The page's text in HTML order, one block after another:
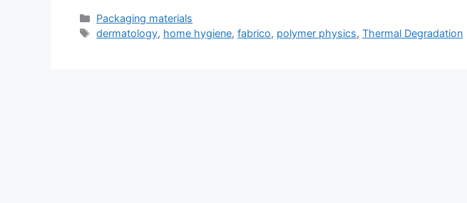
Categorias
Packaging materials
Etiquetas
dermatology, home hygiene,fabrico, polymer physics,Thermal Degradation